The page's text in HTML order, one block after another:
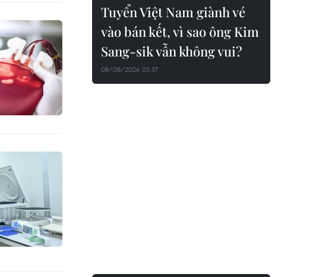
Tuyển Việt Nam giành vé
vào bán kết, vì sao ông Kim
Sang-sik vẫn không vui?
08/08/2026 03:37